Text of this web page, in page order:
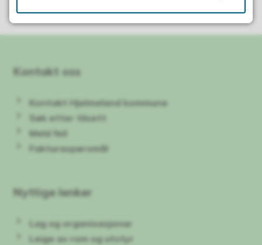
Kontakt oss
Kontakt Hjelmeland kommune
Søk etter tilsett
Meld feil
Fakturaspørsmål
Nyttige lenker
Lag og organisasjonar
Leige av rom og utstyr